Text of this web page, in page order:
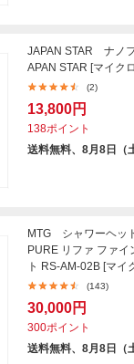
JAPAN STAR ナノ
APAN STAR [マイク
(2)
13,800円
138ポイント
送料無料、8月8日（
MTG シャワーヘッ
PURE リファ ファイ
ト RS-AM-02B [マイ
(143)
30,000円
300ポイント
送料無料、8月8日（